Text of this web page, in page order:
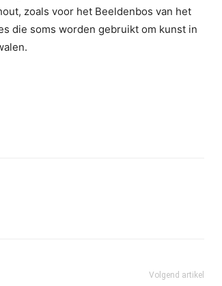
zoals voor het Beeldenbos van het
die soms worden gebruikt om kunst in
Volgend artikel